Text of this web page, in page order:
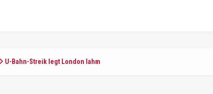
U-Bahn-Streik legt London lahm